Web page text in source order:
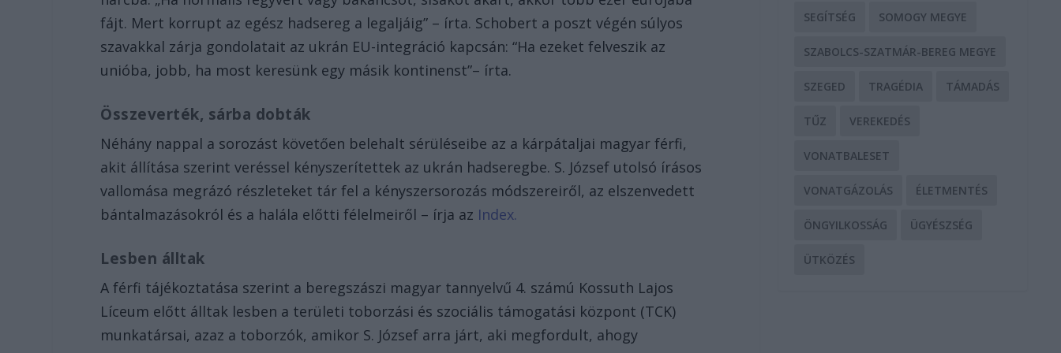
fájt. Mert korrupt az egész hadsereg a legaljáig” – írta. Schobert a poszt végén súlyos
szavakkal zárja gondolatait az ukrán EU-integráció kapcsán: “Ha ezeket felveszik az
unióba, jobb, ha most keresünk egy másik kontinenst”– írta.
Összeverték, sárba dobták
Néhány nappal a sorozást követően belehalt sérüléseibe az a kárpátaljai magyar férfi,
akit állítása szerint veréssel kényszerítettek az ukrán hadseregbe. S. József utolsó írásos
vallomása megrázó részleteket tár fel a kényszersorozás módszereiről, az elszenvedett
bántalmazásokról és a halála előtti félelmeiről – írja az Index.
Lesben álltak
A férfi tájékoztatása szerint a beregszászi magyar tannyelvű 4. számú Kossuth Lajos
Líceum előtt álltak lesben a területi toborzási és szociális támogatási központ (TCK)
munkatársai, azaz a toborzók, amikor S. József arra járt, aki megfordult, ahogy
SEGÍTSÉG SOMOGY MEGYE
SZABOLCS-SZATMÁR-BEREG MEGYE
SZEGED TRAGÉDIA TÁMADÁS
TŰZ VEREKEDÉS
VONATBALESET
VONATGÁZOLÁS ÉLETMENTÉS
ÖNGYILKOSSÁG ÜGYÉSZSÉG
ÜTKÖZÉS